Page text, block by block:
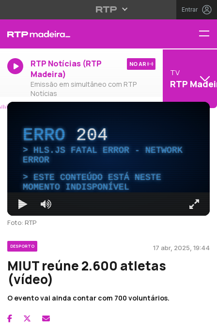
Entrar
RTP Notícias (RTP
Madeira)
Emissão em simultâneo com RTP
Notícias
NO AR
TV
RTP
ERRO204
HLS.JS FATAL ERROR - NETWORK
ERROR
ESTE CONTEÚDO ESTÁ NESTE
MOMENTO INDISPONÍVEL
Foto: RTP
DESPORTO 17 abr, 2025, 19:44
MIUT reúne 2.600 atletas
(vídeo)
O evento vai ainda contar com 700 voluntários.